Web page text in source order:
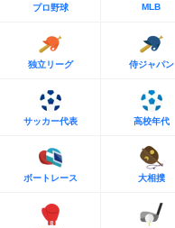
プロ野球 MLB
独立リーグ 侍ジャパン
サッカー代表 高校年代
ボートレース 大相撲